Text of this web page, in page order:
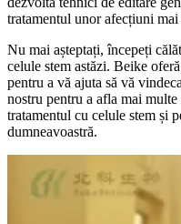
tratamentul unor afecțiuni
Nu mai așteptați, începeți
celule stem astăzi. Beike
pentru a vă ajuta să vă
nostru pentru a afla mai
tratamentul cu celule stem și
dumneavoastră.